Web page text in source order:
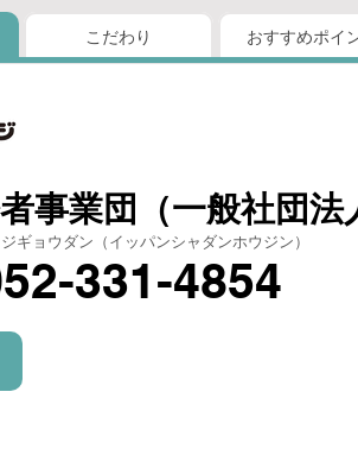
こだわり おすすめポイ
事業団（一般社団法
ギョウダン（イッパンシャダンホウジン）
331-4854